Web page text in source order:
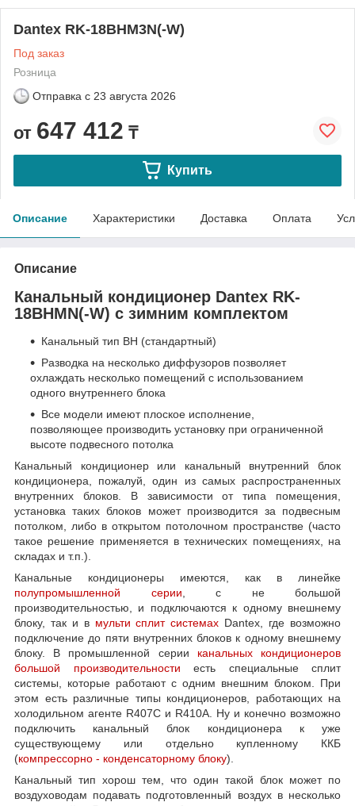
Dantex RK-18BHM3N(-W)
Под заказ
Розница
Отправка с 23 августа 2026
от 647 412 ₸
Купить
Описание Характеристики Доставка Оплата
Описание
Канальный кондиционер Dantex RK-
18BHMN(-W) с зимним комплектом
Канальный тип ВН (стандартный)
Разводка на несколько диффузоров позволяет
охлаждать несколько помещений с использованием
одного внутреннего блока
Все модели имеют плоское исполнение,
позволяющее производить установку при ограниченной
высоте подвесного потолка
Канальный кондиционер или канальный внутренний блок
кондиционера, пожалуй, один из самых распространенных
внутренних блоков. В зависимости от типа помещения,
установка таких блоков может производится за подвесным
потолком, либо в открытом потолочном пространстве (часто
такое решение применяется в технических помещениях, на
складах и т.п.).
Канальные кондиционеры имеются, как в линейке
полупромышленной серии, с не большой
производительностью, и подключаются к одному внешнему
блоку, так и в мульти сплит системах Dantex, где возможно
подключение до пяти внутренних блоков к одному внешнему
блоку. В промышленной серии канальных кондиционеров
большой производительности есть специальные сплит
системы, которые работают с одним внешним блоком. При
этом есть различные типы кондиционеров, работающих на
холодильном агенте R407C и R410А. Ну и конечно возможно
подключить канальный блок кондиционера к уже
существующему или отдельно купленному ККБ
(компрессорно - конденсаторному блоку).
Канальный тип хорош тем, что один такой блок может по
воздуховодам подавать подготовленный воздух в несколько